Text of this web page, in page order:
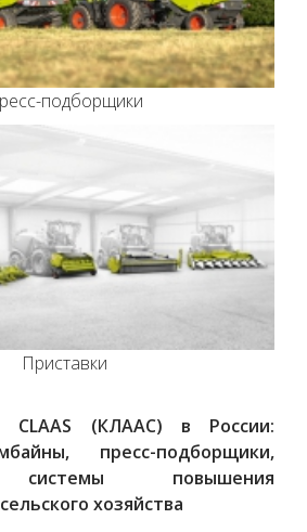
подборщики
Приставки
CLAAS (КЛААС) в России:
пресс-подборщики,
системы повышения
хозяйства